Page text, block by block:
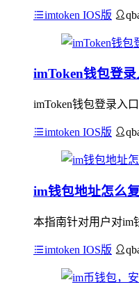
imtoken IOS版
imToken钱包登
imToken钱包登录入
imtoken IOS版
im钱包地址怎么
本指南针对用户对im
imtoken IOS版